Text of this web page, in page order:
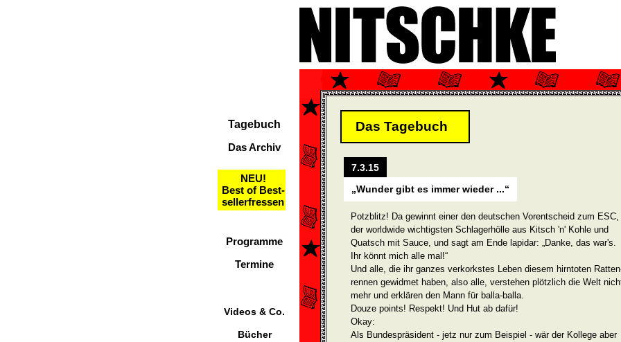
Tagebuch
Das Archiv
NEU!
Best of Best-
sellerfressen
Programme
Termine
Videos & Co.
Bücher
Das Tagebuch
7.3.15
„Wunder gibt es immer wieder ...“
Potzblitz! Da gewinnt einer den deutschen Vorentscheid zum ESC,
der worldwide wichtigsten Schlagerhölle aus Kitsch 'n' Kohle und
Quatsch mit Sauce, und sagt am Ende lapidar: „Danke, das war's.
Ihr könnt mich alle mal!“
Und alle, die ihr ganzes verkorkstes Leben diesem hirntoten
rennen gewidmet haben, also alle, verstehen plötzlich die Welt
mehr und erklären den Mann für balla-balla.
Douze points! Respekt! Und Hut ab dafür!
Okay:
Als Bundespräsident - jetz nur zum Beispiel - wär der Kollege aber